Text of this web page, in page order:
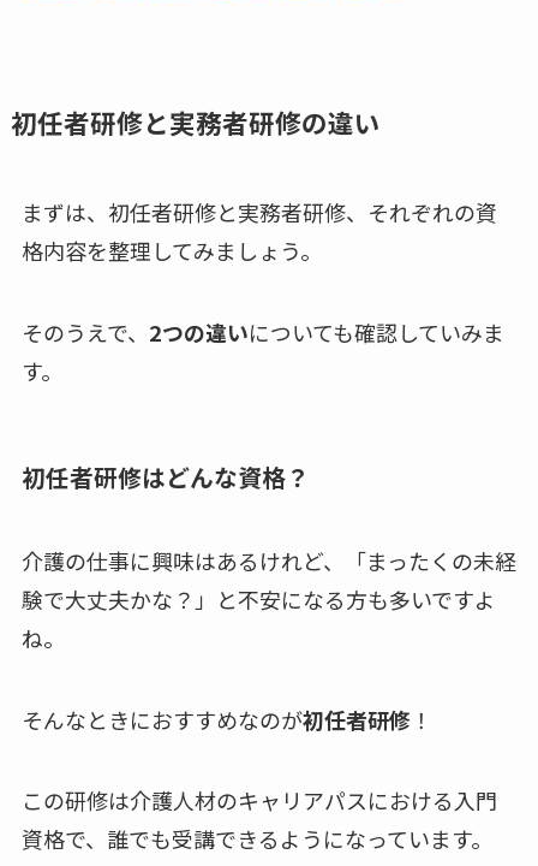
初任者研修と実務者研修の違い
まずは、初任者研修と実務者研修、それぞれの資
格内容を整理してみましょう。
そのうえで、 2つの違いについても確認していみま
す。
初任者研修はどんな資格？
介護の仕事に興味はあるけれど、「まったくの未経
験で大丈夫かな？」と不安になる方も多いですよ
ね。
そんなときにおすすめなのが初任者研修 ！
この研修は介護人材のキャリアパスにおける入門
資格で、誰でも受講できるようになっています。